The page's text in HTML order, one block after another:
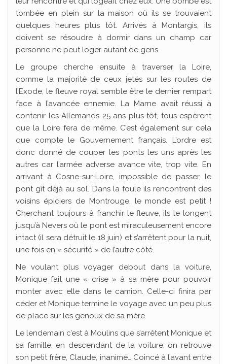
tombée en plein sur la maison où ils se trouvaient
quelques heures plus tôt. Arrivés à Montargis, ils
doivent se résoudre à dormir dans un champ car
personne ne peut loger autant de gens.
Le groupe cherche ensuite à traverser la Loire,
comme la majorité de ceux jetés sur les routes de
l’Exode, le fleuve royal semble être le dernier rempart
face à l’avancée ennemie. La Marne avait réussi à
contenir les Allemands 25 ans plus tôt, tous espèrent
que la Loire fera de même. C’est également sur cela
que compte le Gouvernement français. L’ordre est
donc donné de couper les ponts les uns après les
autres car l’armée adverse avance vite, trop vite. En
arrivant à Cosne-sur-Loire, impossible de passer, le
pont gît déjà au sol. Dans la foule ils rencontrent des
voisins épiciers de Montrouge, le monde est petit !
Cherchant toujours à franchir le fleuve, ils le longent
jusqu’à Nevers où le pont est miraculeusement encore
intact (il sera détruit le 18 juin) et s’arrêtent pour la nuit,
une fois en « sécurité » de l’autre côté.
Ne voulant plus voyager debout dans la voiture,
Monique fait une « crise » à sa mère pour pouvoir
monter avec elle dans le camion. Celle-ci finira par
céder et Monique termine le voyage avec un peu plus
de place sur les genoux de sa mère.
Le lendemain c’est à Moulins que s’arrêtent Monique et
sa famille, en descendant de la voiture, on retrouve
son petit frère, Claude, inanimé… Coincé à l’avant entre